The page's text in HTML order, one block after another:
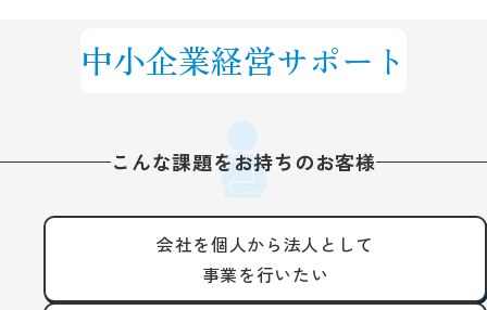
中小企業経営サポート
こんな課題をお持ちのお客様
会社を個人から法人として
事業を行いたい